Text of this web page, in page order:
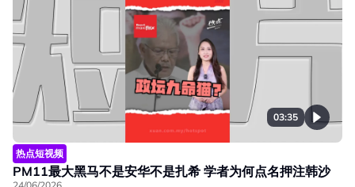
03:35
热点短视频
PM11最大黑马不是安华不是扎希 学者为何点名押注韩沙